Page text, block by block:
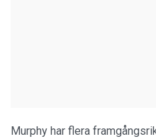
Murphy har flera